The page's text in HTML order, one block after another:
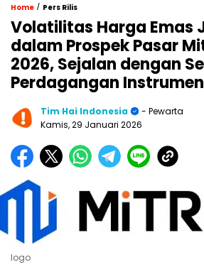
Home / Pers Rilis
Volatilitas Harga Emas
dalam Prospek Pasar
2026, Sejalan dengan
Perdagangan
Tim Hai Indonesia
- Pewarta
Kamis, 29 Januari 2026
logo